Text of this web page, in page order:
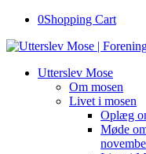
0Shopping Cart
Utterslev Mose
Om mosen
Livet i mosen
Oplæg
Møde